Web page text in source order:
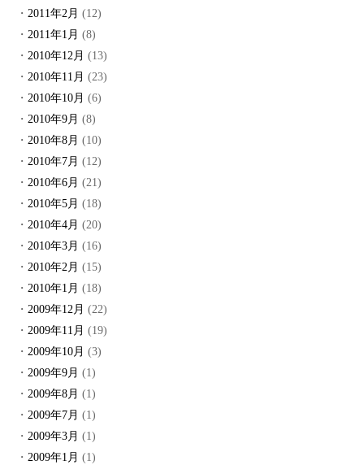
2011年2月 (12)
2011年1月 (8)
2010年12月 (13)
2010年11月 (23)
2010年10月 (6)
2010年9月 (8)
2010年8月 (10)
2010年7月 (12)
2010年6月 (21)
2010年5月 (18)
2010年4月 (20)
2010年3月 (16)
2010年2月 (15)
2010年1月 (18)
2009年12月 (22)
2009年11月 (19)
2009年10月 (3)
2009年9月 (1)
2009年8月 (1)
2009年7月 (1)
2009年3月 (1)
2009年1月 (1)